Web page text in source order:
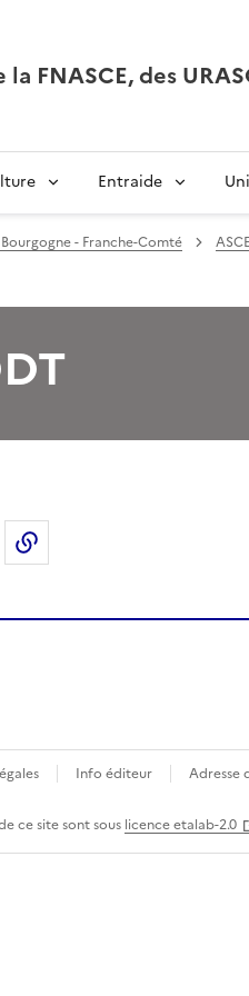
FNASCE, des
Entraide
- Franche-Comté
LinkedIn
Partager par email
Info éditeur Adresse
ce site sont sous licence etalab-2.0